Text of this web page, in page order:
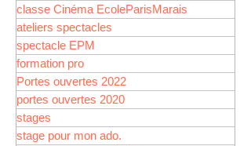
classe Cinéma EcoleParisMarais
ateliers spectacles
spectacle EPM
formation pro
Portes ouvertes 2022
portes ouvertes 2020
stages
stage pour mon ado.